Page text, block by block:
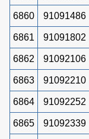
6860 91091486
6861 91091802
6862 91092106
6863 91092210
6864 91092252
6865 91092339